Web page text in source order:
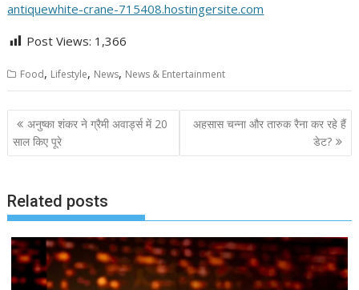
antiquewhite-crane-715408.hostingersite.com
Post Views: 1,366
Food, Lifestyle, News, News & Entertainment
Post
navigation
अनुष्का शंकर ने ग्रैमी अवार्ड्स में 20
साल किए पूरे
अहसास चन्ना और तारुक रैना कर रहे हैं
डेट?
Related posts